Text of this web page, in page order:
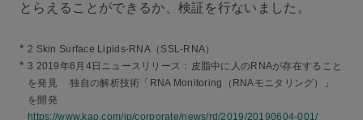
とらえることができるか、検証を行ないました。
* 2 Skin Surface Lipids-RNA（SSL-RNA）
* 3 2019年6月4日ニュースリリース：皮脂中に人のRNAが存在すること
を発見 独自の解析技術「RNA Monitoring（RNAモニタリング）」
を開発
https://www.kao.com/jp/corporate/news/rd/2019/20190604-001/